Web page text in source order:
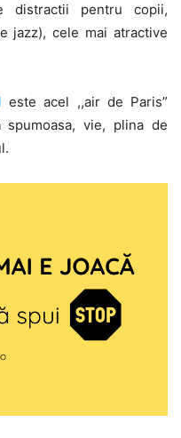
distractii pentru copii,
jazz), cele mai atractive
este acel ,,air de Paris”
vie, plina de